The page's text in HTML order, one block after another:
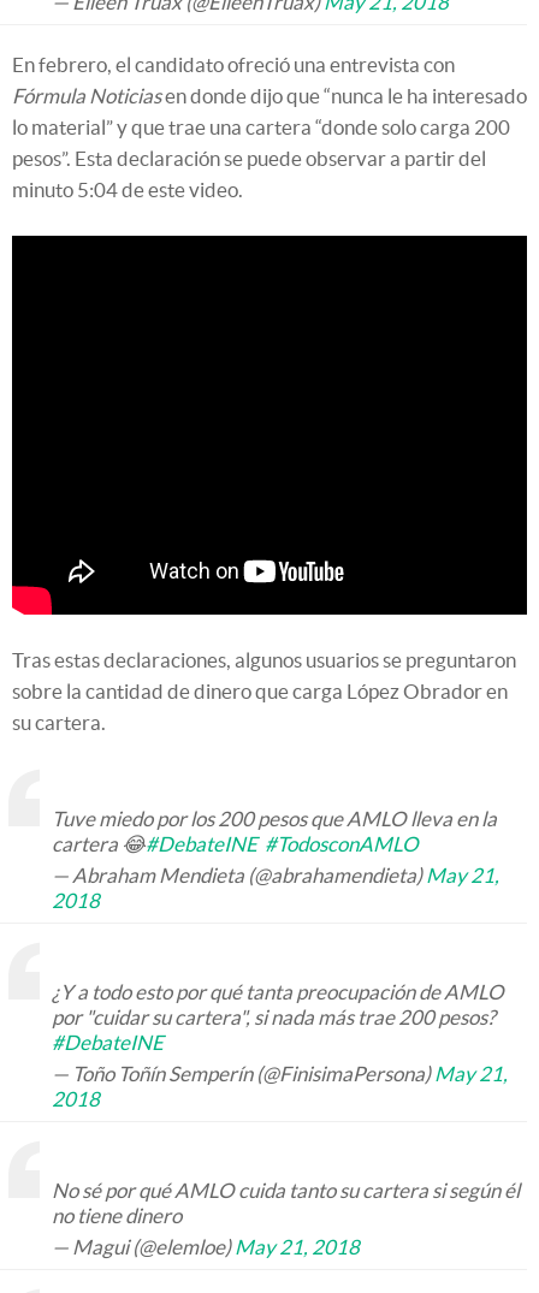
En febrero, el candidato ofreció una entrevista con
Fórmula Noticiasen donde dijo que “nunca le ha interesado
lo material” y que trae una cartera “donde solo carga 200
pesos”. Esta declaración se puede observar a partir del
minuto 5:04 de este video.
Tras estas declaraciones, algunos usuarios se preguntaron
sobre la cantidad de dinero que carga López Obrador en
su cartera.
Tuve miedo por los 200 pesos que AMLO lleva en la
cartera 😂#DebateINE #TodosconAMLO
— Abraham Mendieta (@abrahamendieta)May 21,
2018
¿Y a todo esto por qué tanta preocupación de AMLO
por "cuidar su cartera", si nada más trae 200 pesos?
#DebateINE
— Toño Toñín Semperín (@FinisimaPersona)May 21,
2018
No sé por qué AMLO cuida tanto su cartera si según él
no tiene dinero
— Magui (@elemloe)May 21, 2018